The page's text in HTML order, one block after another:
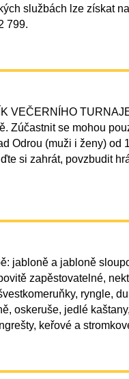
službách lze získat
799.
VEČERNÍHO
Zúčastnit se mohou
Odrou (muži i ženy) od
si zahrát, povzbudit
jabloně a jabloně
zapěstovatelné,
ryngle,
oskeruše, jedlé
keřové a